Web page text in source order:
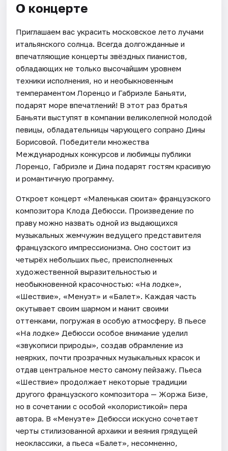
О концерте
Приглашаем вас украсить московское лето лучами
итальянского солнца. Всегда долгожданные и
впечатляющие концерты звёздных пианистов,
обладающих не только высочайшим уровнем
техники исполнения, но и необыкновенным
темпераментом Лоренцо и Габриэле Баньяти,
подарят море впечатлений! В этот раз братья
Баньяти выступят в компании великолепной молодой
певицы, обладательницы чарующего сопрано Дины
Борисовой. Победители множества
Международных конкурсов и любимцы публики
Лоренцо, Габриэле и Дина подарят гостям красивую
и романтичную программу.
Откроет концерт «Маленькая сюита» французского
композитора Клода Дебюсси. Произведение по
праву можно назвать одной из выдающихся
музыкальных жемчужин ведущего представителя
французского импрессионизма. Оно состоит из
четырёх небольших пьес, преисполненных
художественной выразительностью и
необыкновенной красочностью: «На лодке»,
«Шествие», «Менуэт» и «Балет». Каждая часть
окутывает своим шармом и манит своими
оттенками, погружая в особую атмосферу. В пьесе
«На лодке» Дебюсси особое внимание уделил
«звукописи природы», создав обрамление из
неярких, почти прозрачных музыкальных красок и
отдав центральное место самому пейзажу. Пьеса
«Шествие» продолжает некоторые традиции
другого французского композитора — Жоржа Бизе,
но в сочетании с особой «колористикой» пера
автора. В «Менуэте» Дебюсси искусно сочетает
черты стилизованной архаики и веяния грядущей
неоклассики, а пьеса «Балет», несомненно,